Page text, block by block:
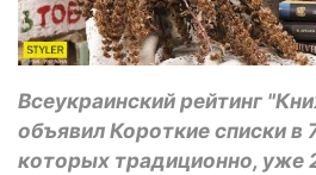
Всеукраинский рейтинг
объявил Короткие списки в
которых традиционно, уже